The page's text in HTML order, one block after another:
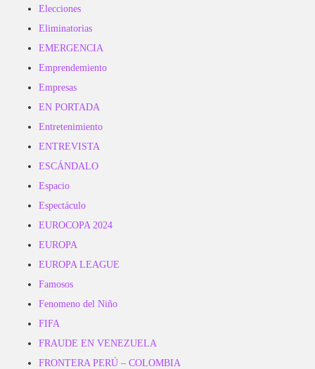
Elecciones
Eliminatorias
EMERGENCIA
Emprendemiento
Empresas
EN PORTADA
Entretenimiento
ENTREVISTA
ESCÁNDALO
Espacio
Espectáculo
EUROCOPA 2024
EUROPA
EUROPA LEAGUE
Famosos
Fenomeno del Niño
FIFA
FRAUDE EN VENEZUELA
FRONTERA PERÚ – COLOMBIA